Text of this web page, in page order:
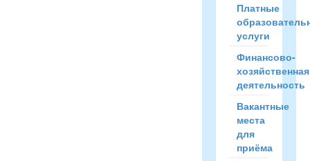
Платные
услуги
Финансово-
хозяйственная
деятельность
Вакантные
места
для
приёма